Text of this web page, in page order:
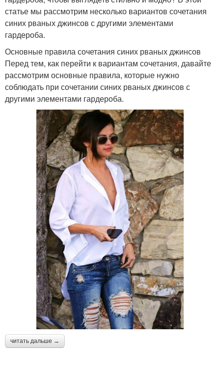
статье мы рассмотрим несколько вариантов сочетания
синих рваных джинсов с другими элементами
гардероба.
Основные правила сочетания синих рваных джинсов
Перед тем, как перейти к вариантам сочетания, давайте
рассмотрим основные правила, которые нужно
соблюдать при сочетании синих рваных джинсов с
другими элементами гардероба.
читать дальше →